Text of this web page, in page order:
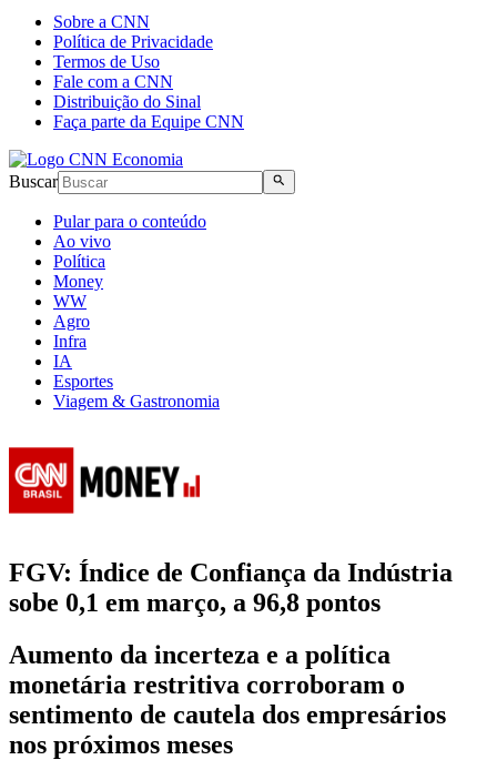
Sobre a CNN
Política de Privacidade
Termos de Uso
Fale com a CNN
Distribuição do Sinal
Faça parte da Equipe CNN
Buscar
Pular para o conteúdo
Ao vivo
Política
Money
WW
Agro
Infra
IA
Esportes
Viagem & Gastronomia
FGV: Índice de Confiança da Indústria
sobe 0,1 em março, a 96,8 pontos
Aumento da incerteza e a política
monetária restritiva corroboram o
sentimento de cautela dos empresários
nos próximos meses